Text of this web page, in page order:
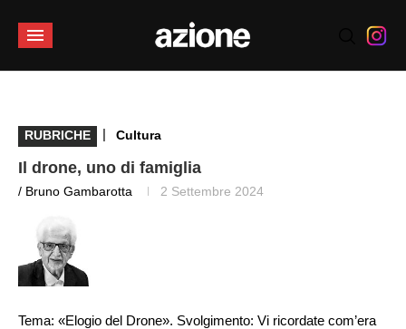
RUBRICHE | Cultura
Il drone, uno di famiglia
/ Bruno Gambarotta 2 Settembre 2024
Tema: «Elogio del Drone». Svolgimento: Vi ricordate com’era